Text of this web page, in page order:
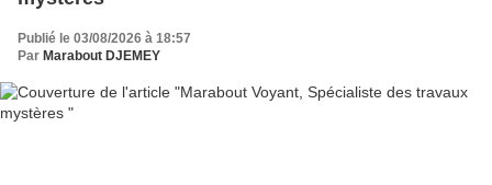
Publié le 03/08/2026 à 18:57
Par Marabout DJEMEY